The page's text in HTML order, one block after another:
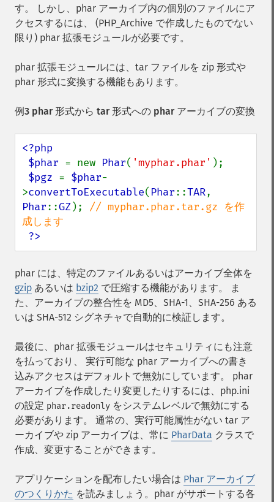
す。 しかし、phar アーカイブ内の個別のファイルにア
クセスするには、 (PHP_Archive で作成したものでない
限り) phar 拡張モジュールが必要です。
phar 拡張モジュールには、tar ファイルを zip 形式や
phar 形式に変換する機能もあります。
例3 phar 形式から tar 形式への phar アーカイブの変換
<?php
$phar = new Phar( 'myphar.phar' );
$pgz = $phar-
>convertToExecutable( Phar::TAR
Phar::GZ); // myphar.phar.tar.gz を作
成します
?>
phar には、特定のファイルあるいはアーカイブ全体を
gzip あるいは bzip2 で圧縮する機能があります。 ま
た、アーカイブの整合性を MD5、SHA-1、SHA-256 ある
いは SHA-512 シグネチャで自動的に検証します。
最後に、phar 拡張モジュールはセキュリティにも注意
を払っており、 実行可能な phar アーカイブへの書き
込みアクセスはデフォルトで無効にしています。 phar
アーカイブを作成したり変更したりするには、php.ini
の設定 phar.readonly をシステムレベルで無効にする
必要があります。 通常の、実行可能属性がない tar ア
ーカイブや zip アーカイブは、常に PharData クラスで
作成、変更することができます。
アプリケーションを配布したい場合は Phar アーカイブ
のつくりかた を読みましょう。phar がサポートする各